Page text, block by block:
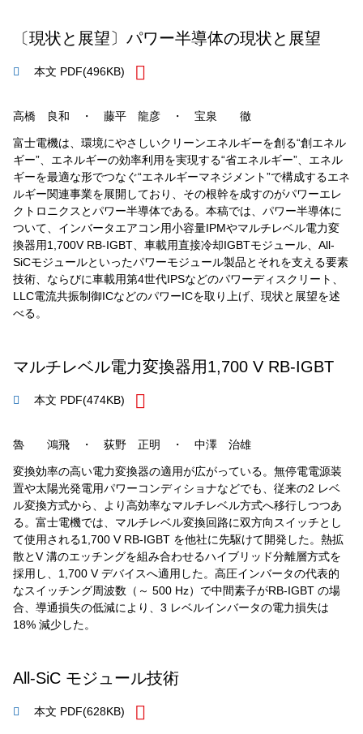
〔現状と展望〕パワー半導体の現状と展望
本文 PDF(496KB)
高橋 良和 ・ 藤平 龍彦 ・ 宝泉 徹
富士電機は、環境にやさしいクリーンエネルギーを創る“創エネル
ギー”、エネルギーの効率利用を実現する“省エネルギー”、エネル
ギーを最適な形でつなぐ“エネルギーマネジメント”で構成するエネ
ルギー関連事業を展開しており、その根幹を成すのがパワーエレ
クトロニクスとパワー半導体である。本稿では、パワー半導体に
ついて、インバータエアコン用小容量IPMやマルチレベル電力変
換器用1,700V RB-IGBT、車載用直接冷却IGBTモジュール、All-
SiCモジュールといったパワーモジュール製品とそれを支える要素
技術、ならびに車載用第4世代IPSなどのパワーディスクリート、
LLC電流共振制御ICなどのパワーICを取り上げ、現状と展望を述
べる。
マルチレベル電力変換器用1,700 V RB-IGBT
本文 PDF(474KB)
魯 鴻飛 ・ 荻野 正明 ・ 中澤 治雄
変換効率の高い電力変換器の適用が広がっている。無停電電源装
置や太陽光発電用パワーコンディショナなどでも、従来の2 レベ
ル変換方式から、より高効率なマルチレベル方式へ移行しつつあ
る。富士電機では、マルチレベル変換回路に双方向スイッチとし
て使用される1,700 V RB-IGBT を他社に先駆けて開発した。熱拡
散とV 溝のエッチングを組み合わせるハイブリッド分離層方式を
採用し、1,700 V デバイスへ適用した。高圧インバータの代表的
なスイッチング周波数（～ 500 Hz）で中間素子がRB-IGBT の場
合、導通損失の低減により、3 レベルインバータの電力損失は
18% 減少した。
All-SiC モジュール技術
本文 PDF(628KB)